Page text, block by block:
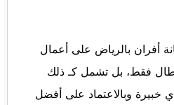
أفران بالرياض على أعمال
فقط، بل تشمل كـ ذلك
خبيرة وبالاعتماد على أفضل